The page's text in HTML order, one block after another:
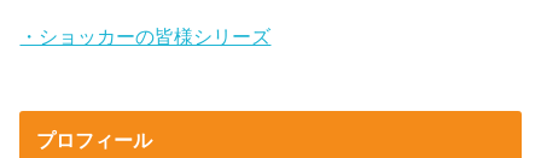
・ショッカーの皆様シリーズ
プロフィール